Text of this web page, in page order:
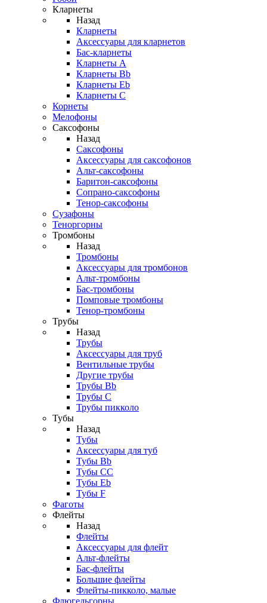
Кларнеты
Назад
Кларнеты
Аксессуары для кларнетов
Бас-кларнеты
Кларнеты A
Кларнеты Bb
Кларнеты Eb
Кларнеты С
Корнеты
Мелофоны
Саксофоны
Назад
Саксофоны
Аксессуары для саксофонов
Альт-саксофоны
Баритон-саксофоны
Сопрано-саксофоны
Тенор-саксофоны
Сузафоны
Теноргорны
Тромбоны
Назад
Тромбоны
Аксессуары для тромбонов
Альт-тромбоны
Бас-тромбоны
Помповые тромбоны
Тенор-тромбоны
Трубы
Назад
Трубы
Аксессуары для труб
Вентильные трубы
Другие трубы
Трубы Bb
Трубы C
Трубы пикколо
Тубы
Назад
Тубы
Аксессуары для туб
Тубы Bb
Тубы CC
Тубы Eb
Тубы F
Фаготы
Флейты
Назад
Флейты
Аксессуары для флейт
Альт-флейты
Бас-флейты
Большие флейты
Флейты-пикколо, малые
Флюгельгорны